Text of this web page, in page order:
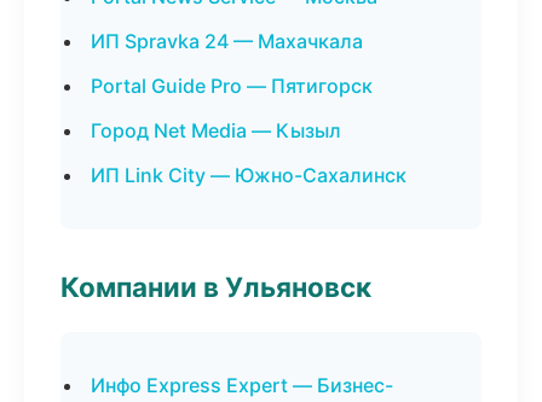
ИП Spravka 24 — Махачкала
Portal Guide Pro — Пятигорск
Город Net Media — Кызыл
ИП Link City — Южно-Сахалинск
Компании в Ульяновск
Инфо Express Expert — Бизнес-